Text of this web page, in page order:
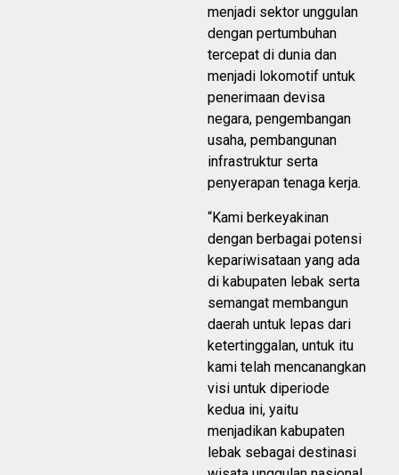
menjadi sektor unggulan
dengan pertumbuhan
tercepat di dunia dan
menjadi lokomotif untuk
penerimaan devisa
negara, pengembangan
usaha, pembangunan
infrastruktur serta
penyerapan tenaga kerja.
“Kami berkeyakinan
dengan berbagai potensi
kepariwisataan yang ada
di kabupaten lebak serta
semangat membangun
daerah untuk lepas dari
ketertinggalan, untuk itu
kami telah mencanangkan
visi untuk diperiode
kedua ini, yaitu
menjadikan kabupaten
lebak sebagai destinasi